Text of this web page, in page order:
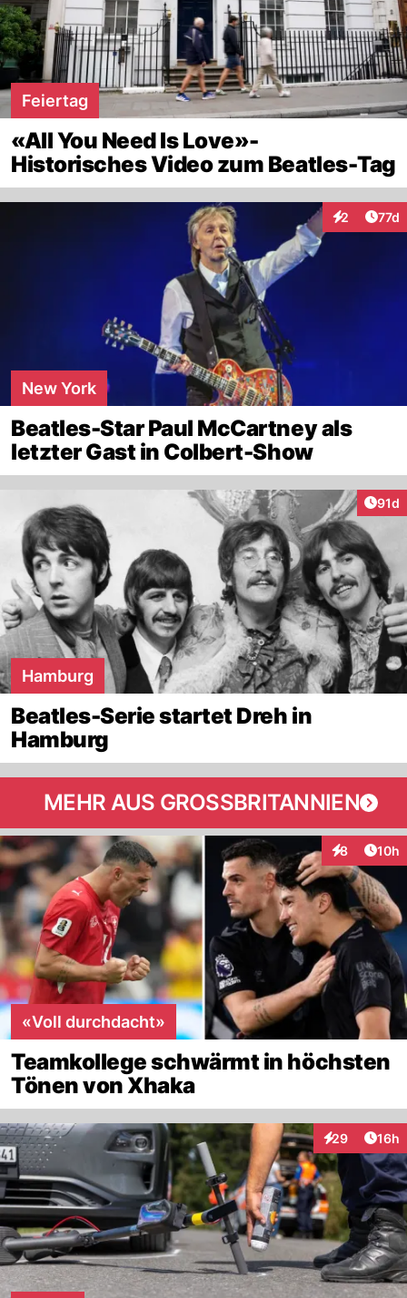
Feiertag
«All You Need Is Love»-
Historisches Video zum Beatles-Tag
2 77d
New York
Beatles-Star Paul McCartney als
letzter Gast in Colbert-Show
91d
Hamburg
Beatles-Serie startet Dreh in
Hamburg
MEHR AUS GROSSBRITANNIEN
8
Interaktionen
10h
«Voll durchdacht»
Teamkollege schwärmt in höchsten
Tönen von Xhaka
29
Interaktionen
16h